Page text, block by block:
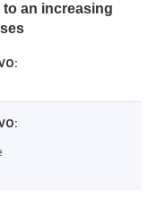
an increasing